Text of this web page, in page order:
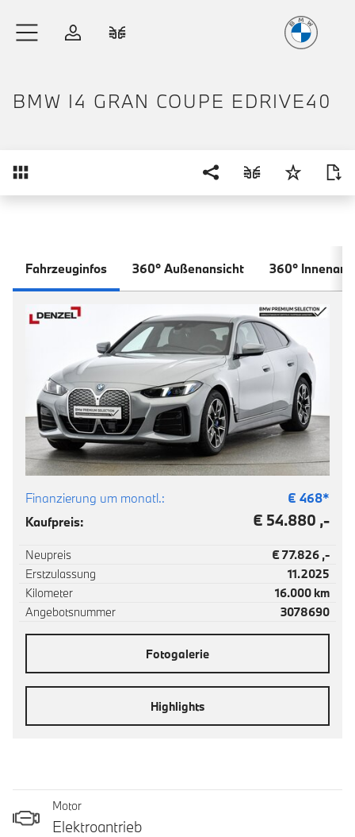
Anmelden
BMW I4 GRAN COUPE EDRIVE40
Fahrzeuginfos 360° Außenansicht 360°
Finanzierung um monatl.: € 468*
Kaufpreis:
€ 54.880 ,-
Neupreis
€ 77.826 ,-
Erstzulassung
11.2025
Kilometer
16.000 km
Angebotsnummer
3078690
Fotogalerie
Highlights
Motor
Elektroantrieb